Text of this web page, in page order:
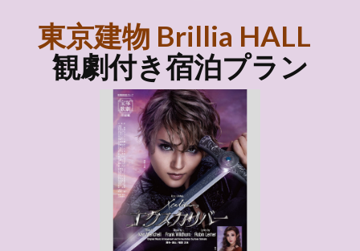
東京建物 Brillia HALL
観劇付き宿泊プラン